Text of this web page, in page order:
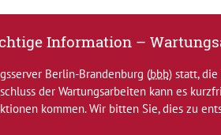
Information –
Berlin-Brandenburg (bbb) statt,
der Wartungsarbeiten kann es
kommen. Wir bitten Sie, dies zu